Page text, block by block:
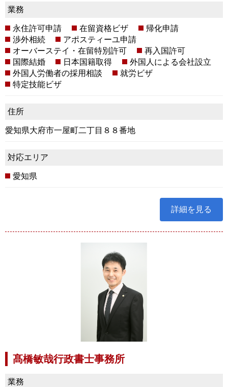
業務
永住許可申請 在留資格ビザ
帰化申請
渉外相続
アポスティーユ申請
オーバーステイ・在留特別許可
再入国許可
国際結婚
日本国籍取得
外国人による会社設立
外国人労働者の採用相談
就労ビザ
特定技能ビザ
住所
愛知県大府市一屋町二丁目８８番地
対応エリア
愛知県
詳細を見る
髙橋敏哉行政書士事務所
業務